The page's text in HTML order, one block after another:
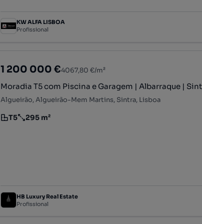
KW ALFA LISBOA
Profissional
1 200 000 €4067,80 €/m²
Moradia T5 com Piscina e Garagem | Albarraque |
Algueirão, Algueirão-Mem Martins, Sintra, Lisboa
Tipologia
T5
Preço por metro quadrado
295 m²
HB Luxury Real Estate
Profissional